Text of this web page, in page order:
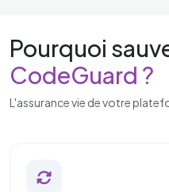
Pourquoi
CodeGuard ?
L'assurance vie de votre